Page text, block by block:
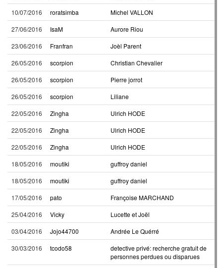
10/07/2016
roratsimba
Michel VALLON
27/06/2016
IsaM
Aurore Riou
23/06/2016
Franfran
Joèl Parent
26/05/2016
scorpion
Christian Chevalier
26/05/2016
scorpion
Pierre jorrot
26/05/2016
scorpion
Liliane
22/05/2016
Zingha
Ulrich HODE
22/05/2016
Zingha
Ulrich HODE
22/05/2016
Zingha
Ulrich HODE
18/05/2016
moutiki
guffroy daniel
18/05/2016
moutiki
guffroy daniel
17/05/2016
pato
Françoise MARCHAND
25/04/2016
Vicky
Lucette et Joël
03/04/2016
Jojo44700
Andrée Le Quérré
30/03/2016
tcodo58
detective privé: recherche gratuit de
personnes perdues ou disparues